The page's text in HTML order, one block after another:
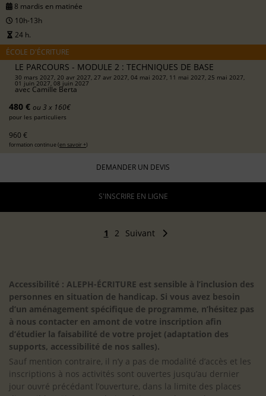
8 mardis en matinée
10h-13h
24 h.
ÉCOLE D'ÉCRITURE
LE PARCOURS - MODULE 2 : TECHNIQUES DE BASE
30 mars 2027, 20 avr 2027, 27 avr 2027, 04 mai 2027, 11 mai 2027, 25 mai 2027,
01 juin 2027, 08 juin 2027
avec Camille Berta
480 € ou 3 x 160€
pour les particuliers
960 €
formation continue (en savoir +)
DEMANDER UN DEVIS
S'INSCRIRE EN LIGNE
1 2 Suivant
Accessibilité : ALEPH-ÉCRITURE est sensible à l’inclusion des
personnes en situation de handicap. Si vous avez besoin
d’un aménagement spécifique de programme, n’hésitez pas
à nous contacter en amont de votre inscription afin
d’étudier la faisabilité de votre projet (adaptation des
supports, accessibilité de nos salles).
Sauf mention contraire, il n’y a pas de modalité d’accès et les
inscriptions à nos activités sont ouvertes jusqu’au dernier
jour ouvré précédant l’ouverture, dans la limite des places